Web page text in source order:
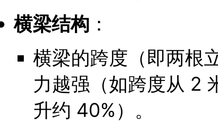
横梁结构 ：
横梁的跨度（即两根
力越强（如跨度从 2
升约 40%）。